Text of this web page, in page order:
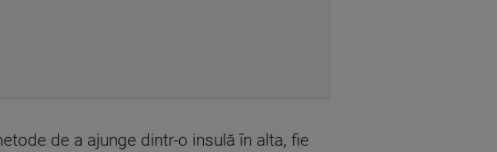
de a ajunge dintr-o insulă în alta, fie